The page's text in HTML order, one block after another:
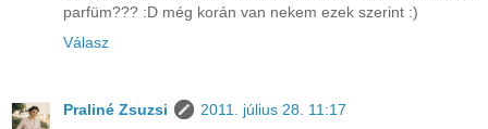
parfüm??? :D még korán van nekem ezek szerint :)
Válasz
Praliné Zsuzsi
2011. július 28. 11:17